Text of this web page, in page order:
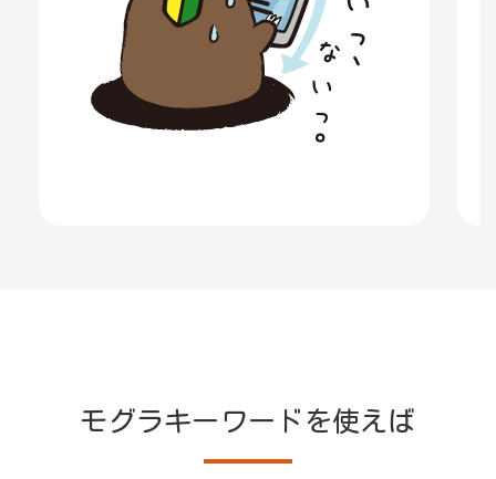
モグラキーワードを使えば